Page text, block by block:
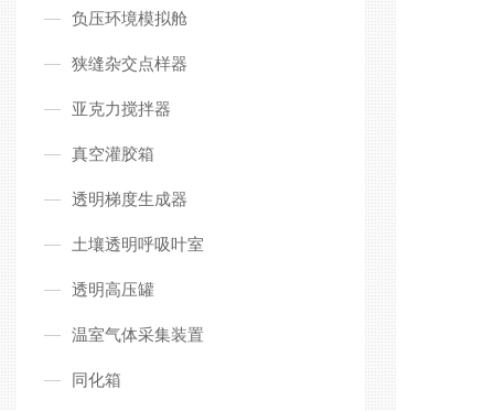
负压环境模拟舱
狭缝杂交点样器
亚克力搅拌器
真空灌胶箱
透明梯度生成器
土壤透明呼吸叶室
透明高压罐
温室气体采集装置
同化箱